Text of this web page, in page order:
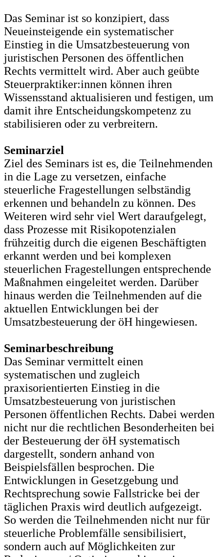
Das Seminar ist so konzipiert, dass
Neueinsteigende ein systematischer
Einstieg in die Umsatzbesteuerung von
juristischen Personen des öffentlichen
Rechts vermittelt wird. Aber auch geübte
Steuerpraktiker:innen können ihren
Wissensstand aktualisieren und festigen, um
damit ihre Entscheidungskompetenz zu
stabilisieren oder zu verbreitern.
Seminarziel
Ziel des Seminars ist es, die Teilnehmenden
in die Lage zu versetzen, einfache
steuerliche Fragestellungen selbständig
erkennen und behandeln zu können. Des
Weiteren wird sehr viel Wert daraufgelegt,
dass Prozesse mit Risikopotenzialen
frühzeitig durch die eigenen Beschäftigten
erkannt werden und bei komplexen
steuerlichen Fragestellungen entsprechende
Maßnahmen eingeleitet werden. Darüber
hinaus werden die Teilnehmenden auf die
aktuellen Entwicklungen bei der
Umsatzbesteuerung der öH hingewiesen.
Seminarbeschreibung
Das Seminar vermittelt einen
systematischen und zugleich
praxisorientierten Einstieg in die
Umsatzbesteuerung von juristischen
Personen öffentlichen Rechts. Dabei werden
nicht nur die rechtlichen Besonderheiten bei
der Besteuerung der öH systematisch
dargestellt, sondern anhand von
Beispielsfällen besprochen. Die
Entwicklungen in Gesetzgebung und
Rechtsprechung sowie Fallstricke bei der
täglichen Praxis wird deutlich aufgezeigt.
So werden die Teilnehmenden nicht nur für
steuerliche Problemfälle sensibilisiert,
sondern auch auf Möglichkeiten zur